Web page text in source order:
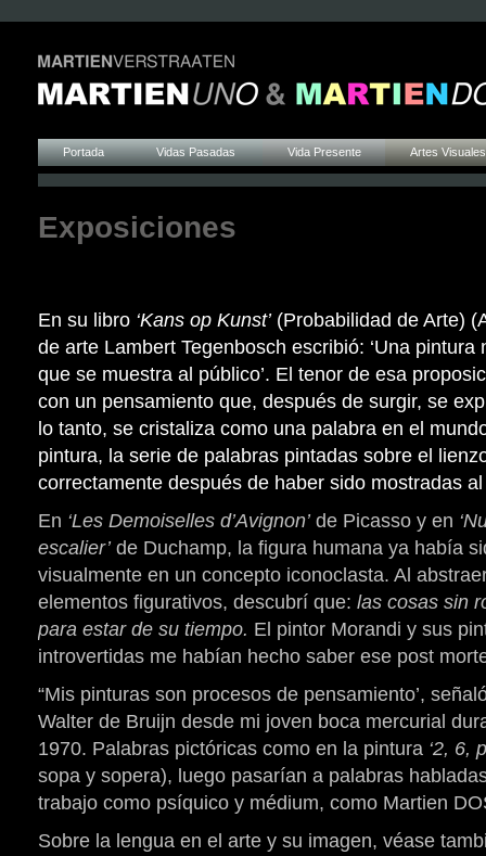
Portada Vidas Pasadas Vida Presente Artes Visuales
Exposiciones
En su libro ‘Kans op Kunst’(Probabilidad de Arte)
de arte Lambert Tegenbosch escribió: ‘Una
que se muestra al público’. El tenor de esa
con un pensamiento que, después de surgir, se
lo tanto, se cristaliza como una palabra en el
pintura, la serie de palabras pintadas sobre el
correctamente después de haber sido mostradas
En ‘Les Demoiselles d’Avignon’de Picasso y en
escalier’de Duchamp, la figura humana ya había
visualmente en un concepto iconoclasta. Al
elementos figurativos, descubrí que: las cosas sin
para estar de su tiempo. El pintor Morandi y sus
introvertidas me habían hecho saber ese post
“Mis pinturas son procesos de pensamiento’,
Walter de Bruijn desde mi joven boca mercurial
1970. Palabras pictóricas como en la pintura ‘2, 6,
sopa y sopera), luego pasarían a palabras
trabajo como psíquico y médium, como Martien
Sobre la lengua en el arte y su imagen, véase